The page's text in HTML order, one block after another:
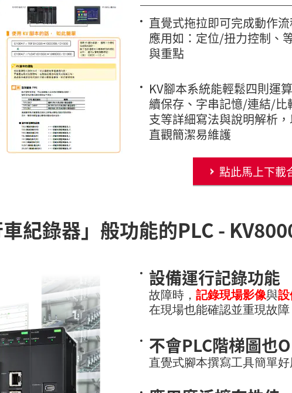
直覺式拖拉即可完成動作
應用如：定位/扭力控制、
與重點
KV腳本系統能輕鬆四則運
續保存、字串記憶/連結/比
支等詳細寫法與說明解析
直觀簡潔易維護
點此馬上下載
紀錄器」般功能的PLC -
設備運行記錄功能
故障時， 記錄現場影像與設
在現場也能確認並重現故
不會PLC階梯圖也
直覺式腳本撰寫工具簡單